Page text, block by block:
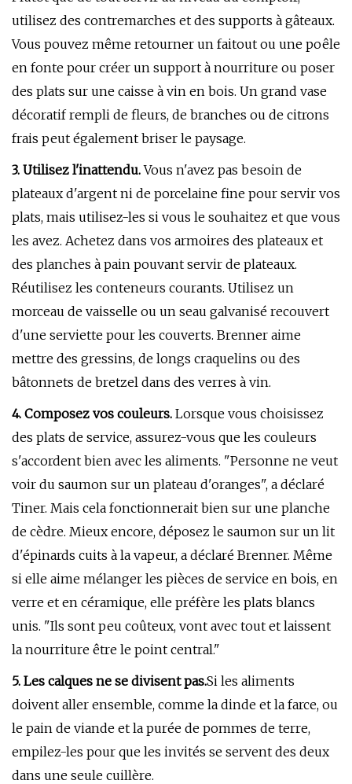
utilisez des contremarches et des supports à gâteaux.
Vous pouvez même retourner un faitout ou une poêle
en fonte pour créer un support à nourriture ou poser
des plats sur une caisse à vin en bois. Un grand vase
décoratif rempli de fleurs, de branches ou de citrons
frais peut également briser le paysage.
3. Utilisez l'inattendu.Vous n'avez pas besoin de
plateaux d'argent ni de porcelaine fine pour servir vos
plats, mais utilisez-les si vous le souhaitez et que vous
les avez. Achetez dans vos armoires des plateaux et
des planches à pain pouvant servir de plateaux.
Réutilisez les conteneurs courants. Utilisez un
morceau de vaisselle ou un seau galvanisé recouvert
d'une serviette pour les couverts. Brenner aime
mettre des gressins, de longs craquelins ou des
bâtonnets de bretzel dans des verres à vin.
4. Composez vos couleurs. Lorsque vous choisissez
des plats de service, assurez-vous que les couleurs
s'accordent bien avec les aliments. "Personne ne veut
voir du saumon sur un plateau d'oranges", a déclaré
Tiner. Mais cela fonctionnerait bien sur une planche
de cèdre. Mieux encore, déposez le saumon sur un lit
d'épinards cuits à la vapeur, a déclaré Brenner. Même
si elle aime mélanger les pièces de service en bois, en
verre et en céramique, elle préfère les plats blancs
unis. "Ils sont peu coûteux, vont avec tout et laissent
la nourriture être le point central."
5. Les calques ne se divisent pas.Si les aliments
doivent aller ensemble, comme la dinde et la farce, ou
le pain de viande et la purée de pommes de terre,
empilez-les pour que les invités se servent des deux
dans une seule cuillère.